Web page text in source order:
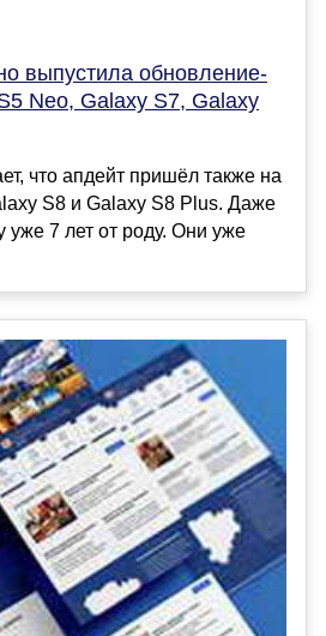
выпустила обновление-
Neo, Galaxy S7, Galaxy
что апдейт пришёл также на
S8 и Galaxy S8 Plus. Даже
уже 7 лет от роду. Они уже